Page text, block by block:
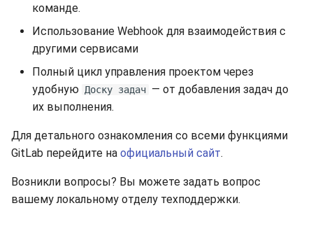
команде.
Использование Webhook для взаимодействия с
другими сервисами
Полный цикл управления проектом через
удобную Доску задач — от добавления задач до
их выполнения.
Для детального ознакомления со всеми функциями
GitLab перейдите на официальный сайт.
Возникли вопросы? Вы можете задать вопрос
вашему локальному отделу техподдержки.